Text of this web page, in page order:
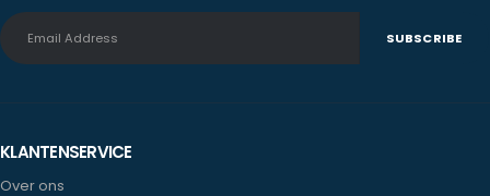
KLANTENSERVICE
Over ons